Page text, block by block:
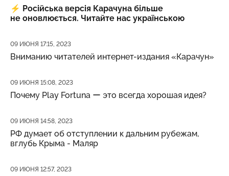
⚡️ Російська версія Карачуна більше
не оновлюється. Читайте нас українською
Дата публикации
09 ИЮНЯ 17:15, 2023
Вниманию читателей интернет-издания «Карачун»
Дата публикации
09 ИЮНЯ 15:08, 2023
Почему Play Fortuna ー это всегда хорошая идея?
Дата публикации
09 ИЮНЯ 14:58, 2023
РФ думает об отступлении к дальним рубежам,
вглубь Крыма - Маляр
Дата публикации
09 ИЮНЯ 12:57, 2023